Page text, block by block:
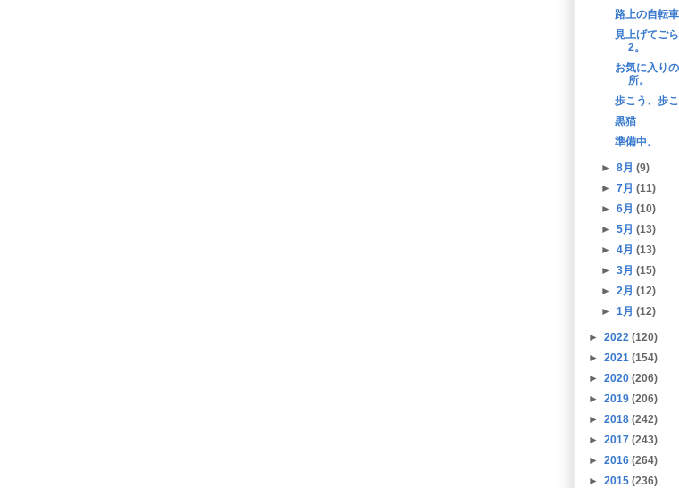
路上の自転車
見上げてご
2。
お気に入り
所。
歩こう、歩
黒猫
準備中。
►8月(9)
►7月(11)
►6月(10)
►5月(13)
►4月(13)
►3月(15)
►2月(12)
►1月(12)
► 2022 (120)
► 2021 (154)
► 2020 (206)
► 2019 (206)
► 2018 (242)
► 2017 (243)
► 2016 (264)
► 2015 (236)